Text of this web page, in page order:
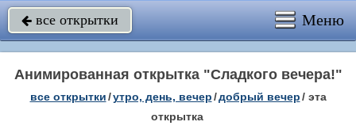
 все открытки Меню
Анимированная открытка "Сладкого вечера!"
все открытки/утро, день, вечер/добрый вечер/ эта
открытка